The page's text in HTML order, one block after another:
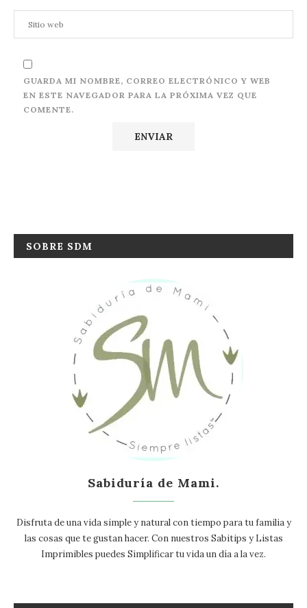
GUARDA MI NOMBRE, CORREO ELECTRÓNICO Y WEB
EN ESTE NAVEGADOR PARA LA PRÓXIMA VEZ QUE
COMENTE.
SOBRE SDM
Sabiduría de Mami.
Disfruta de una vida simple y natural con tiempo para tu familia y
las cosas que te gustan hacer. Con nuestros Sabitips y Listas
Imprimibles puedes Simplificar tu vida un día a la vez.